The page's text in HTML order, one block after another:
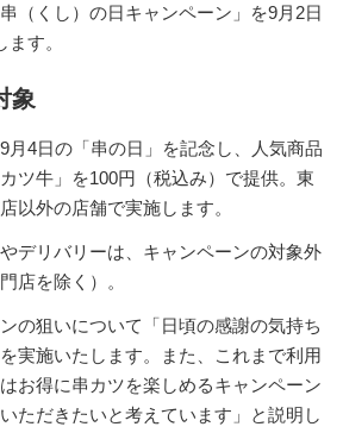
（くし）の日キャンペーン」を9月2日
す。
象
4日の「串の日」を記念し、人気商品
ツ牛」を100円（税込み）で提供。東
以外の店舗で実施します。
デリバリーは、キャンペーンの対象外
店を除く）。
の狙いについて「日頃の感謝の気持ち
実施いたします。また、これまで利用
お得に串カツを楽しめるキャンペーン
ただきたいと考えています」と説明し